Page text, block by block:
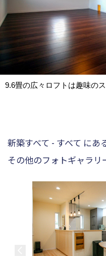
9.6畳の広々ロフトは趣味の
新築すべて - すべて にあ
その他のフォトギャラリ